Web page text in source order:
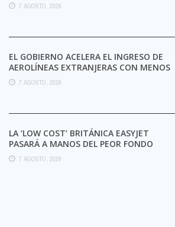
7 AGOSTO, 2026
EL GOBIERNO ACELERA EL INGRESO DE
AEROLÍNEAS EXTRANJERAS CON MENOS
TRÁMITES
7 AGOSTO, 2026
LA ‘LOW COST’ BRITÁNICA EASYJET
PASARÁ A MANOS DEL PEOR FONDO
POSIBLE:
7 AGOSTO, 2026